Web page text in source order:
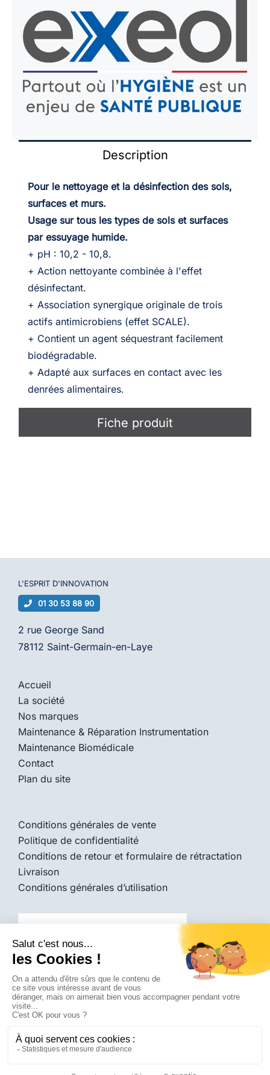
Description
Pour le nettoyage et la désinfection des sols,
surfaces et murs.
Usage sur tous les types de sols et surfaces
par essuyage humide.
+ pH : 10,2 - 10,8.
+ Action nettoyante combinée à l'effet
désinfectant.
+ Association synergique originale de trois
actifs antimicrobiens (effet SCALE).
+ Contient un agent séquestrant facilement
biodégradable.
+ Adapté aux surfaces en contact avec les
denrées alimentaires.
Fiche produit
L'ESPRIT D'INNOVATION
01 30 53 88 90
2 rue George Sand
78112 Saint-Germain-en-Laye
Accueil
La société
Nos marques
Maintenance & Réparation Instrumentation
Maintenance Biomédicale
Contact
Plan du site
Conditions générales de vente
Politique de confidentialité
Conditions de retour et formulaire de rétractation
Livraison
Conditions générales d’utilisation